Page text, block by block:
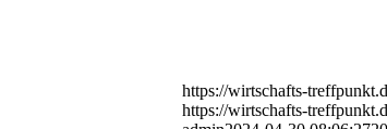
https://wirtschafts-
https://wirtschafts-